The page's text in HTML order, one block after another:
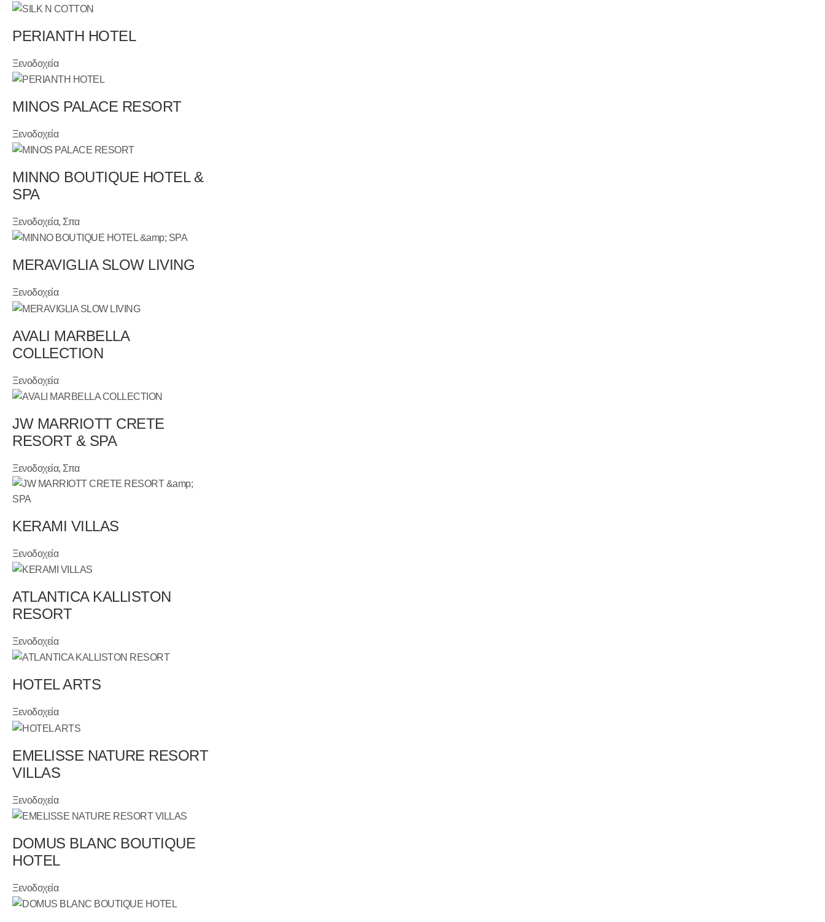
PERIANTH HOTEL
Ξενοδοχεία
MINOS PALACE RESORT
Ξενοδοχεία
MINNO BOUTIQUE HOTEL &
SPA
Ξενοδοχεία, Σπα
MERAVIGLIA SLOW LIVING
Ξενοδοχεία
AVALI MARBELLA
COLLECTION
Ξενοδοχεία
JW MARRIOTT CRETE
RESORT & SPA
Ξενοδοχεία, Σπα
KERAMI VILLAS
Ξενοδοχεία
ATLANTICA KALLISTON
RESORT
Ξενοδοχεία
HOTEL ARTS
Ξενοδοχεία
EMELISSE NATURE RESORT
VILLAS
Ξενοδοχεία
DOMUS BLANC BOUTIQUE
HOTEL
Ξενοδοχεία